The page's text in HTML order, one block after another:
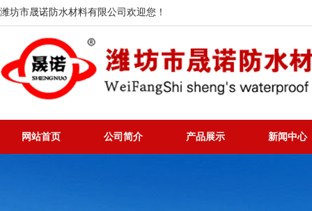
潍坊市晟诺防水材料有限公司欢迎您！
网站首页 公司简介 产品展示 新闻中心